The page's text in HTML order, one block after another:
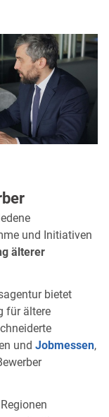
und Initiativen
älterer
bietet
für ältere
und Jobmessen,